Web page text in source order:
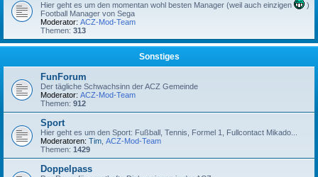
Hier geht es um den momentan wohl besten Manager (weil auch einzigen
)
Football Manager von Sega
Moderator: ACZ-Mod-Team
Themen: 313
Sonstiges
FunForum
Der tägliche Schwachsinn der ACZ Gemeinde
Moderator: ACZ-Mod-Team
Themen: 912
Sport
Hier geht es um den Sport: Fußball, Tennis, Formel 1, Fullcontact Mikado...
Moderatoren: Tim ACZ-Mod-Team
Themen: 1429
Doppelpass